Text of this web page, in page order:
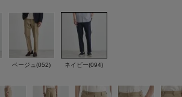
ベージュ(052) ネイビー(094)